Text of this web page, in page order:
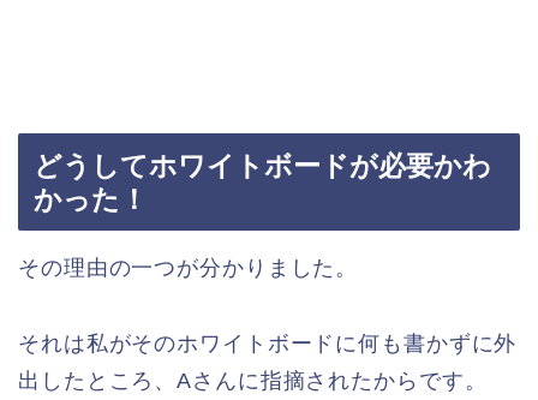
どうしてホワイトボードが必要かわ
かった！
その理由の一つが分かりました。
それは私がそのホワイトボードに何も書かずに外
出したところ、Aさんに指摘されたからです。